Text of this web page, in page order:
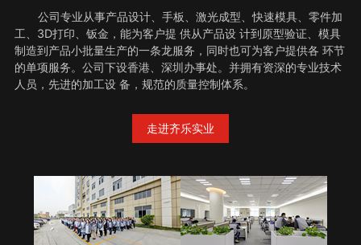
公司专业从事产品设计、手板、激光成型、快速模具、零件加
工、3D打印、钣金，能为客户提 供从产品设 计到原型验证、模具
制造到产品小批量生产的一条龙服务，同时也可为客户提供各 环节
的单项服务。公司下设香港、深圳办事处。并拥有资深的专业技术
人员，先进的加工设 备，规范的质量控制体系。
走进齐乐实业